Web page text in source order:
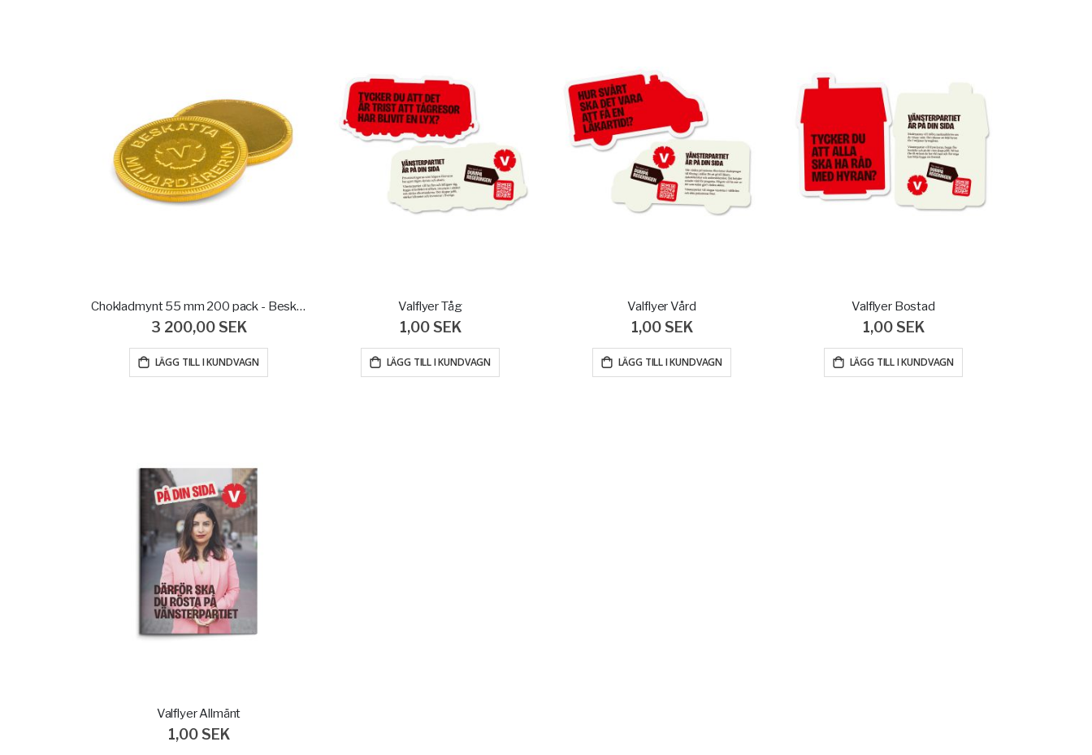
Chokladmynt 55 mm 200 pack - Beskatta Miljadärerna
3 200,00 SEK
LÄGG TILL I KUNDVAGN
Valflyer Tåg
1,00 SEK
LÄGG TILL I KUNDVAGN
Valflyer Vård
1,00 SEK
LÄGG TILL I KUNDVAGN
Valflyer Bostad
1,00 SEK
LÄGG TILL I KUNDVAGN
Valflyer Allmänt
1,00 SEK